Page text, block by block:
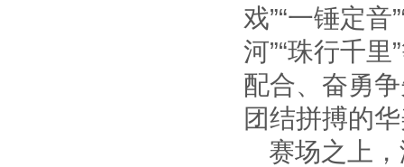
戏”“一锤定音
河”“珠行千里
配合、奋勇
团结拼搏的
赛场之上